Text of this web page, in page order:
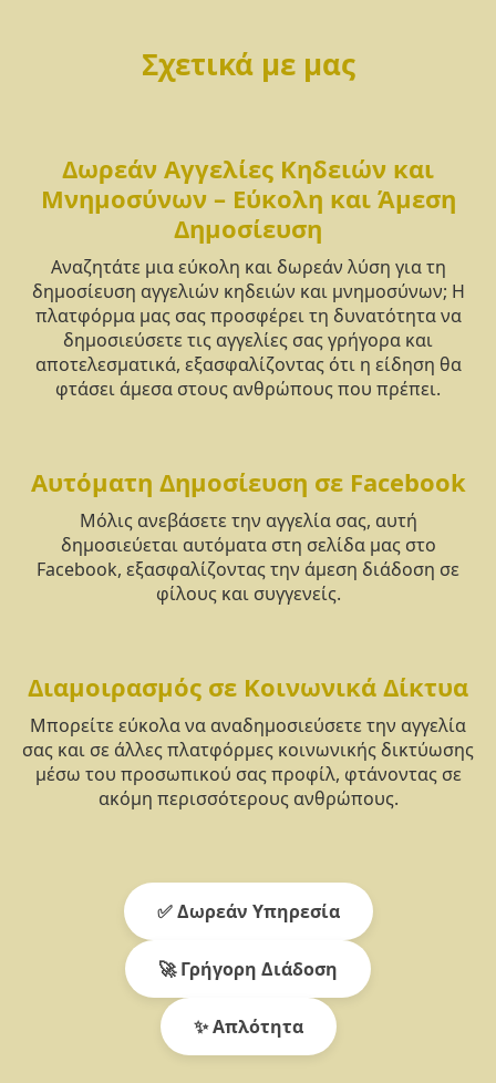
Σχετικά με μας
Δωρεάν Αγγελίες Κηδειών και
Μνημοσύνων – Εύκολη και Άμεση
Δημοσίευση
Αναζητάτε μια εύκολη και δωρεάν λύση για τη
δημοσίευση αγγελιών κηδειών και μνημοσύνων; Η
πλατφόρμα μας σας προσφέρει τη δυνατότητα να
δημοσιεύσετε τις αγγελίες σας γρήγορα και
αποτελεσματικά, εξασφαλίζοντας ότι η είδηση θα
φτάσει άμεσα στους ανθρώπους που πρέπει.
Αυτόματη Δημοσίευση σε Facebook
Μόλις ανεβάσετε την αγγελία σας, αυτή
δημοσιεύεται αυτόματα στη σελίδα μας στο
Facebook, εξασφαλίζοντας την άμεση διάδοση σε
φίλους και συγγενείς.
Διαμοιρασμός σε Κοινωνικά Δίκτυα
Μπορείτε εύκολα να αναδημοσιεύσετε την αγγελία
σας και σε άλλες πλατφόρμες κοινωνικής δικτύωσης
μέσω του προσωπικού σας προφίλ, φτάνοντας σε
ακόμη περισσότερους ανθρώπους.
✅ Δωρεάν Υπηρεσία
🚀 Γρήγορη Διάδοση
✨ Απλότητα